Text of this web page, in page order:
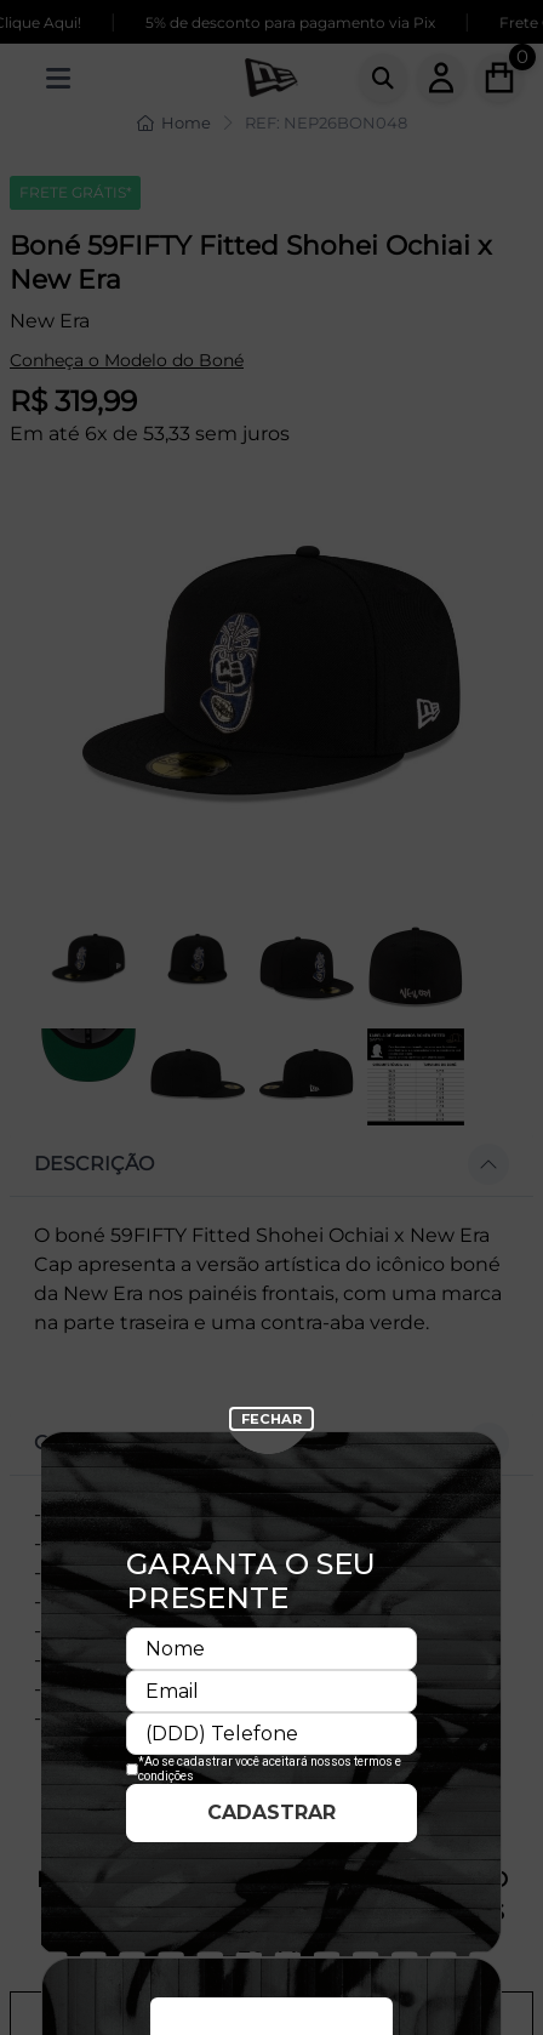
Aqui! 5% de desconto para pagamento via Pix Frete
0
Home REF: NEP26BON048
FRETE GRÁTIS*
Boné 59FIFTY Fitted Shohei Ochiai x
New Era
New Era
Conheça o Modelo do Boné
R$ 319,99
Em até 6x de 53,33 sem juros
DESCRIÇÃO
O boné 59FIFTY Fitted Shohei Ochiai x New Era
Cap apresenta a versão artística do icônico boné
da New Era nos painéis frontais, com uma marca
na parte traseira e uma contra-aba verde.
CARACTERÍSTICAS
- Bordado artístico nos painéis frontais
- Script artístico na parte de trás
- Flag New Era bordada à esquerda
- Contra-aba contrastante
- Aba reta
- Copa estruturada
-Vendido por tamanho
- Composição: 100% Lã
PRODUTO SEM ESTOQUE DÍSPONÍVEL NO
SITE, CONSULTE A DISPONIBILIDADE NAS
LOJAS
ADICIONAR A LISTA DE DESEJOS